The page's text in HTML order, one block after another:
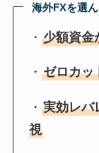
海外FXを選
・少額資金
・ゼロカッ
・実効レバ
視